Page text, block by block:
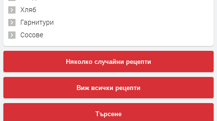
Хляб
Гарнитури
Сосове
Няколко случайни рецепти
Виж всички рецепти
Търсене